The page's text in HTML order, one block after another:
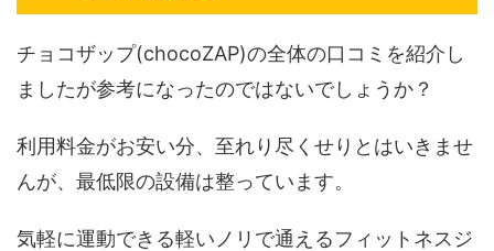
チョコザップ(chocoZAP)の全体の口コミを紹介し
ましたが参考になったのではないでしょうか？
利用料金がお安い分、至れり尽くせりとはいきませ
んが、最低限の設備は整っています。
気軽に運動できる軽いノリで通えるフィットネスジ